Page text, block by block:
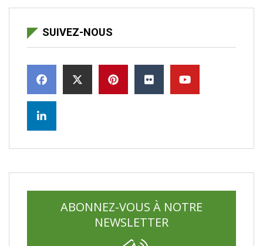
SUIVEZ-NOUS
ABONNEZ-VOUS À NOTRE
NEWSLETTER